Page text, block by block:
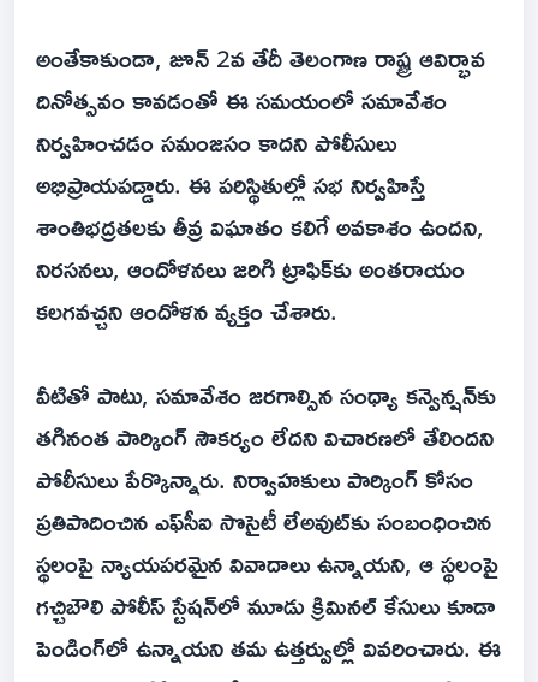
అంతేకాకుండా, జూన్ 2వ తేదీ తెలంగాణ రాష్ట్ర ఆవిర్భావ
దినోత్సవం కావడంతో ఈ సమయంలో సమావేశం
నిర్వహించడం సమంజసం కాదని పోలీసులు
అభిప్రాయపడ్డారు. ఈ పరిస్థితుల్లో సభ నిర్వహిస్తే
శాంతిభద్రతలకు తీవ్ర విఘాతం కలిగే అవకాశం ఉందని,
నిరసనలు, ఆందోళనలు జరిగి ట్రాఫిక్‌కు అంతరాయం
కలగవచ్చని ఆందోళన వ్యక్తం చేశారు.
వీటితో పాటు, సమావేశం జరగాల్సిన సంధ్యా కన్వెన్షన్‌కు
తగినంత పార్కింగ్ సౌకర్యం లేదని విచారణలో తేలిందని
పోలీసులు పేర్కొన్నారు. నిర్వాహకులు పార్కింగ్ కోసం
ప్రతిపాదించిన ఎఫ్‌సీఐ సొసైటీ లేఅవుట్‌కు సంబంధించిన
స్థలంపై న్యాయపరమైన వివాదాలు ఉన్నాయని, ఆ స్థలంపై
గచ్చిబౌలి పోలీస్ స్టేషన్‌లో మూడు క్రిమినల్ కేసులు కూడా
పెండింగ్‌లో ఉన్నాయని తమ ఉత్తర్వుల్లో వివరించారు. ఈ